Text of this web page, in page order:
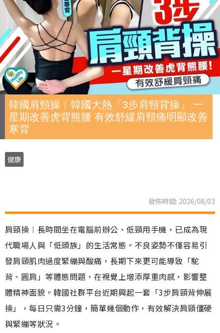
韓國肩頸操︱韓國大熱「3步肩頸背操」 一
星期改善虎背熊腰 有效舒緩肩頸痛明顯改善
寒背
健康
發佈時間: 2026/08/03
肩頸操︱長時間坐在電腦前辦公、低頸用手機，已成為現
代職場人與「低頭族」的生活常態。不良姿勢不僅容易引
發肩頸肌肉過度緊繃與酸痛，長期下來更可能導致「駝
背、圓肩」等體態問題，在視覺上增添厚重肉感，影響整
體精神面貌。韓國社群平台近期興起一套「3步肩頸背伸展
操」，每日只需3分鐘，簡單幾個動作，有效解決肩頸僵硬
與緊繃等狀況。